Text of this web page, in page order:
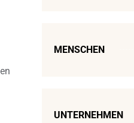
MENSCHEN
UNTERNEHMEN